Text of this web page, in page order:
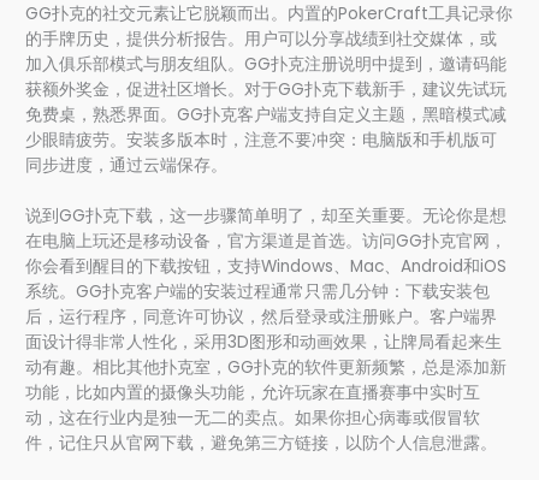
GG扑克的社交元素让它脱颖而出。内置的PokerCraft工具记录你
的手牌历史，提供分析报告。用户可以分享战绩到社交媒体，或
加入俱乐部模式与朋友组队。GG扑克注册说明中提到，邀请码能
获额外奖金，促进社区增长。对于GG扑克下载新手，建议先试玩
免费桌，熟悉界面。GG扑克客户端支持自定义主题，黑暗模式减
少眼睛疲劳。安装多版本时，注意不要冲突：电脑版和手机版可
同步进度，通过云端保存。
说到GG扑克下载，这一步骤简单明了，却至关重要。无论你是想
在电脑上玩还是移动设备，官方渠道是首选。访问GG扑克官网，
你会看到醒目的下载按钮，支持Windows、Mac、Android和iOS
系统。GG扑克客户端的安装过程通常只需几分钟：下载安装包
后，运行程序，同意许可协议，然后登录或注册账户。客户端界
面设计得非常人性化，采用3D图形和动画效果，让牌局看起来生
动有趣。相比其他扑克室，GG扑克的软件更新频繁，总是添加新
功能，比如内置的摄像头功能，允许玩家在直播赛事中实时互
动，这在行业内是独一无二的卖点。如果你担心病毒或假冒软
件，记住只从官网下载，避免第三方链接，以防个人信息泄露。